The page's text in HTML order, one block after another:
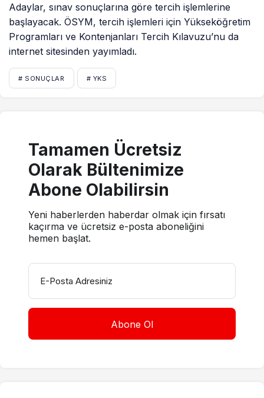
Adaylar, sınav sonuçlarına göre tercih işlemlerine
başlayacak. ÖSYM, tercih işlemleri için Yükseköğretim
Programları ve Kontenjanları Tercih Kılavuzu’nu da
internet sitesinden yayımladı.
# SONUÇLAR # YKS
Tamamen Ücretsiz
Olarak Bültenimize
Abone Olabilirsin
Yeni haberlerden haberdar olmak için fırsatı
kaçırma ve ücretsiz e-posta aboneliğini
hemen başlat.
E-Posta Adresiniz